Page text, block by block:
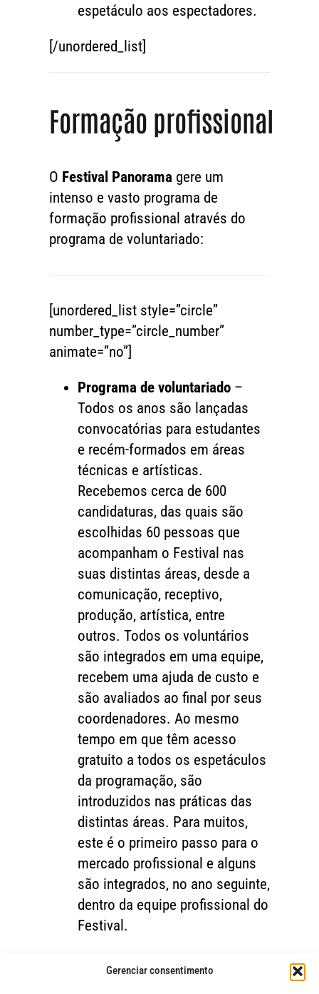
Gerenciar consentimento
espetáculo aos espectadores.
[/unordered_list]
Formação profissional
O Festival Panoramagere um
intenso e vasto programa de
formação profissional através do
programa de voluntariado:
[unordered_list style=”circle”
number_type=”circle_number”
animate=”no”]
Programa de voluntariado –
Todos os anos são lançadas
convocatórias para estudantes
e recém-formados em áreas
técnicas e artísticas.
Recebemos cerca de 600
candidaturas, das quais são
escolhidas 60 pessoas que
acompanham o Festival nas
suas distintas áreas, desde a
comunicação, receptivo,
produção, artística, entre
outros. Todos os voluntários
são integrados em uma equipe,
recebem uma ajuda de custo e
são avaliados ao final por seus
coordenadores. Ao mesmo
tempo em que têm acesso
gratuito a todos os espetáculos
da programação, são
introduzidos nas práticas das
distintas áreas. Para muitos,
este é o primeiro passo para o
mercado profissional e alguns
são integrados, no ano seguinte,
dentro da equipe profissional do
Festival.